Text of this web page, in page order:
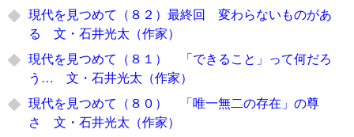
現代を見つめて（８２）最終回 変わらないものがあ
る 文・石井光太（作家）
現代を見つめて（８１） 「できること」って何だろ
う… 文・石井光太（作家）
現代を見つめて（８０） 「唯一無二の存在」の尊
さ 文・石井光太（作家）